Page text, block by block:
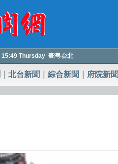
15:49 Thursday 臺灣‧台北
北台新聞 綜合新聞 府院新聞